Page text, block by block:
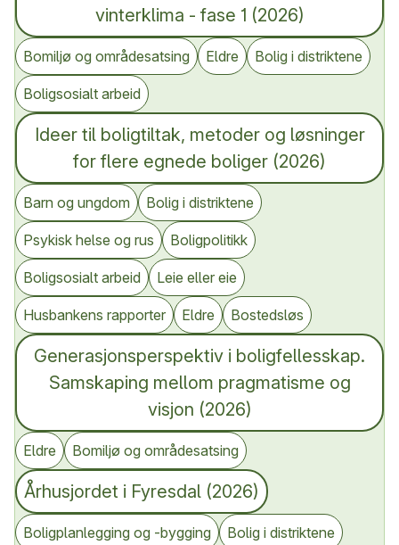
vinterklima - fase 1 (2026)
Bomiljø og områdesatsing Eldre Bolig i distriktene
Boligsosialt arbeid
Ideer til boligtiltak, metoder og løsninger
for flere egnede boliger (2026)
Barn og ungdom Bolig i distriktene
Psykisk helse og rus Boligpolitikk
Boligsosialt arbeid Leie eller eie
Husbankens rapporter Eldre Bostedsløs
Generasjonsperspektiv i boligfellesskap.
Samskaping mellom pragmatisme og
visjon (2026)
Eldre Bomiljø og områdesatsing
Århusjordet i Fyresdal (2026)
Boligplanlegging og -bygging Bolig i distriktene